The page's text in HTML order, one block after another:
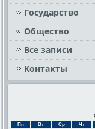
Государство
Общество
Все записи
Контакты
Пн Вт Ср Чт